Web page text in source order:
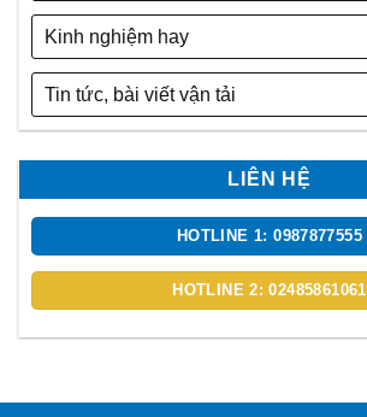
Kinh nghiệm hay
Tin tức, bài viết vận tải
LIÊN HỆ
HOTLINE 1: 0987877555
HOTLINE 2: 02485861061